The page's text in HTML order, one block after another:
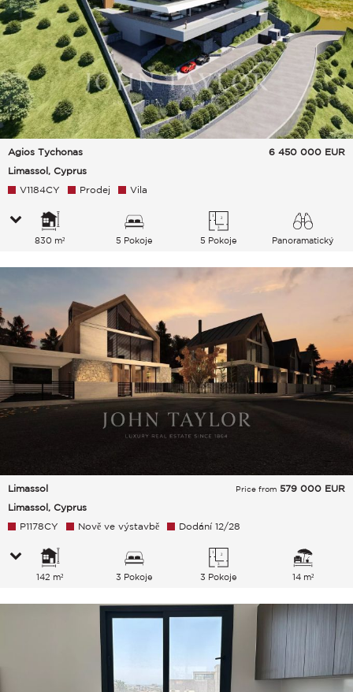
Agios Tychonas
Limassol, Cyprus
6 450 000 EUR
V1184CY Prodej Vila
830 m² 5 Pokoje 5 Pokoje
Panoramatický
Limassol
Limassol, Cyprus
Price from 579 000 EUR
P1178CY Nově ve výstavbě Dodání 12/28
142 m² 3 Pokoje 3 Pokoje 14 m²